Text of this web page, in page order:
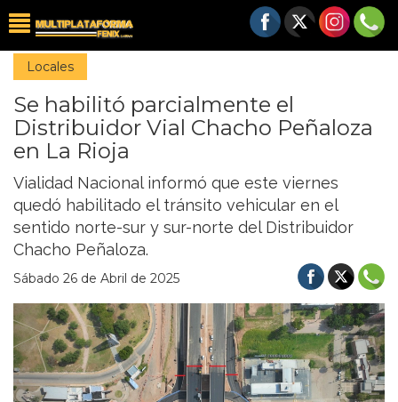
Locales
Se habilitó parcialmente el
Distribuidor Vial Chacho Peñaloza
en La Rioja
Vialidad Nacional informó que este viernes
quedó habilitado el tránsito vehicular en el
sentido norte-sur y sur-norte del Distribuidor
Chacho Peñaloza.
Sábado 26 de Abril de 2025
Previous Next